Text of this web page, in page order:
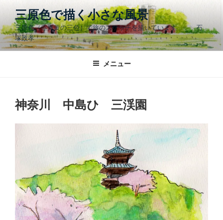
テ
ン
ツ
三原色で描く小さな風景
三原色（赤青黄の三色）で旅のスケッチを描いています 石
塚政孝
メニュー
神奈川 中島ひ 三渓園